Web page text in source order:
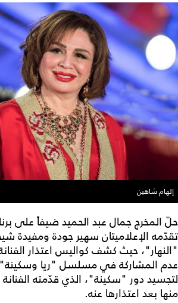
إلهام شاهين
حلّ المخرج جمال عبد الحميد ضيفاً على
تقدّمه الإعلاميتان سهير جودة ومفيدة
"النهار"، حيث كشف كواليس اعتذار
عدم المشاركة في مسلسل "ريا
لتجسيد دور "سكينة"، الذي قدّمته
منها بعد اعتذارها عنه.